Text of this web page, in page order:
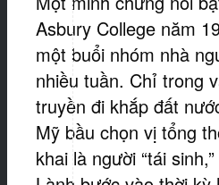
Asbury College năm
một buổi nhóm nhà
nhiều tuần. Chỉ trong
truyền đi khắp đất
Mỹ bầu chọn vị tổng
khai là người “tái